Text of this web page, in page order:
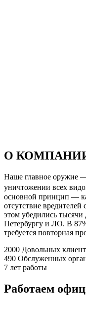
О
Наше главное оружие
уничтожении всех
основной принцип —
отсутствие
этом убедились
Петербургу и ЛО. В
требуется повторная
2000 Довольных
490 Обслуженных
7 лет работы
Работаем